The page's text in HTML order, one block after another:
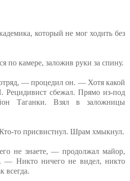
который не мог ходить без
по камере, заложив руки за спину.
— процедил он. — Хотя какой
сбежал. Прямо из-под
Таганки. Взял в заложницы
то присвистнул. Шрам хмыкнул.
не знаете, — продолжал майор,
— Никто ничего не видел, никто
всегда.